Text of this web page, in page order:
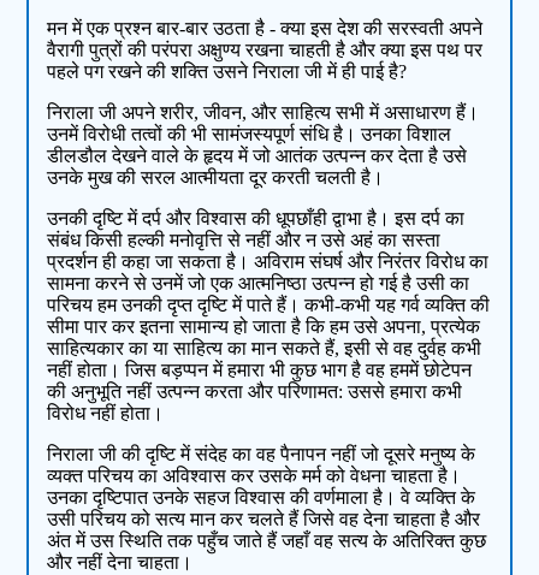
मन में एक प्रश्न बार-बार उठता है - क्या इस देश की सरस्वती अपने
वैरागी पुत्रों की परंपरा अक्षुण्य रखना चाहती है और क्या इस पथ पर
पहले पग रखने की शक्ति उसने निराला जी में ही पाई है?
निराला जी अपने शरीर, जीवन, और साहित्य सभी में असाधारण हैं।
उनमें विरोधी तत्वों की भी सामंजस्यपूर्ण संधि है। उनका विशाल
डीलडौल देखने वाले के हृदय में जो आतंक उत्पन्न कर देता है उसे
उनके मुख की सरल आत्मीयता दूर करती चलती है।
उनकी दृष्टि में दर्प और विश्वास की धूपछाँही द्वाभा है। इस दर्प का
संबंध किसी हल्की मनोवृत्ति से नहीं और न उसे अहं का सस्ता
प्रदर्शन ही कहा जा सकता है। अविराम संघर्ष और निरंतर विरोध का
सामना करने से उनमें जो एक आत्मनिष्ठा उत्पन्न हो गई है उसी का
परिचय हम उनकी दृप्त दृष्टि में पाते हैं। कभी-कभी यह गर्व व्यक्ति की
सीमा पार कर इतना सामान्य हो जाता है कि हम उसे अपना, प्रत्येक
साहित्यकार का या साहित्य का मान सकते हैं, इसी से वह दुर्वह कभी
नहीं होता। जिस बड़प्पन में हमारा भी कुछ भाग है वह हममें छोटेपन
की अनुभूति नहीं उत्पन्न करता और परिणामत: उससे हमारा कभी
विरोध नहीं होता।
निराला जी की दृष्टि में संदेह का वह पैनापन नहीं जो दूसरे मनुष्य के
व्यक्त परिचय का अविश्वास कर उसके मर्म को वेधना चाहता है।
उनका दृष्टिपात उनके सहज विश्वास की वर्णमाला है। वे व्यक्ति के
उसी परिचय को सत्य मान कर चलते हैं जिसे वह देना चाहता है और
अंत में उस स्थिति तक पहुँच जाते हैं जहाँ वह सत्य के अतिरिक्त कुछ
और नहीं देना चाहता।